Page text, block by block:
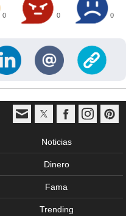
0 0 0
Noticias
Dinero
Fama
Trending